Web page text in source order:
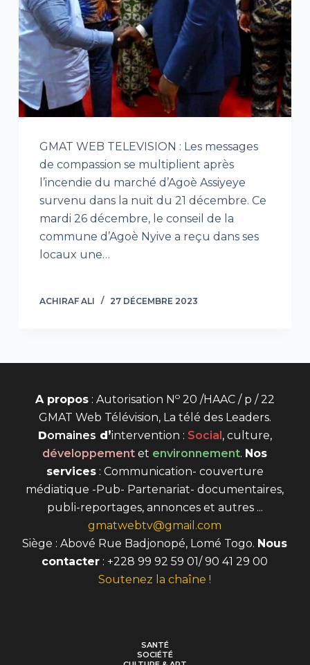
GMAT WEB TELEVISION : Les messages
de compassion se multiplient après
l’incendie du marché d’Agoè Assiyeye
survenu dans la nuit du 21 décembre. Ce
mardi 26 décembre, le conseil de la
commune d’Agoè Nyive a reçu dans ses
locaux une…
ACHIRAF ALI 27 DÉCEMBRE 2023
A propos: Autorisation No20 /HAAC / p / 22
GMAT Web Télévision, La télé des Leaders.
Domaines d’intervention : Social, culture,
développement et environnement. Nos
services: Communication- couverture
médiatique -Pub- Partenariat- documentaires,
publi-reportages, annonces et autres ...
gmatwebtv@gmail.com
Siège : Abové Rue Badjonopé, Lomé Togo. Nous
contacter : +228 99 92 59 01/ 90 41 29 00
Soutenez la chaîne !
SANTÉ
SOCIÉTÉ